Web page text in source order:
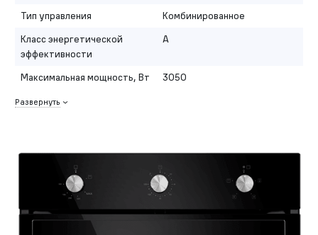
Тип управления
Комбинированное
Класс энергетической
эффективности
A
Максимальная мощность, Вт 3050
Развернуть